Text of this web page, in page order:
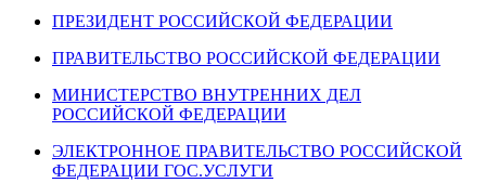
ПРЕЗИДЕНТ РОССИЙСКОЙ ФЕДЕРАЦИИ
ПРАВИТЕЛЬСТВО РОССИЙСКОЙ ФЕДЕРАЦИИ
МИНИСТЕРСТВО ВНУТРЕННИХ ДЕЛ
РОССИЙСКОЙ ФЕДЕРАЦИИ
ЭЛЕКТРОННОЕ ПРАВИТЕЛЬСТВО РОССИЙСКОЙ
ФЕДЕРАЦИИ ГОС.УСЛУГИ